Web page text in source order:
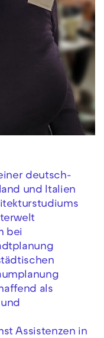
deutsch-
und Italien
bei
als
Assistenzen in